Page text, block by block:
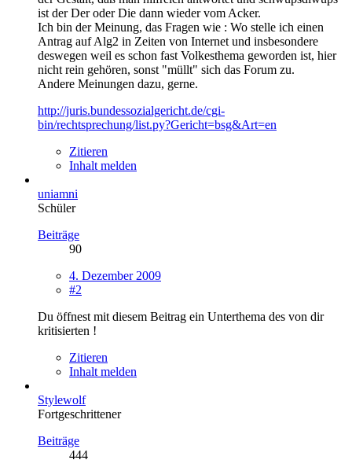
ist der Der oder Die dann wieder vom Acker.
Ich bin der Meinung, das Fragen wie : Wo stelle ich einen
Antrag auf Alg2 in Zeiten von Internet und insbesondere
deswegen weil es schon fast Volkesthema geworden ist, hier
nicht rein gehören, sonst "müllt" sich das Forum zu.
Andere Meinungen dazu, gerne.
http://juris.bundessozialgericht.de/cgi-
bin/rechtsprechung/list.py?Gericht=bsg&Art=en
Zitieren
Inhalt melden
uniamni
Schüler
Beiträge
90
4. Dezember 2009
#2
Du öffnest mit diesem Beitrag ein Unterthema des von dir
kritisierten !
Zitieren
Inhalt melden
Stylewolf
Fortgeschrittener
Beiträge
444